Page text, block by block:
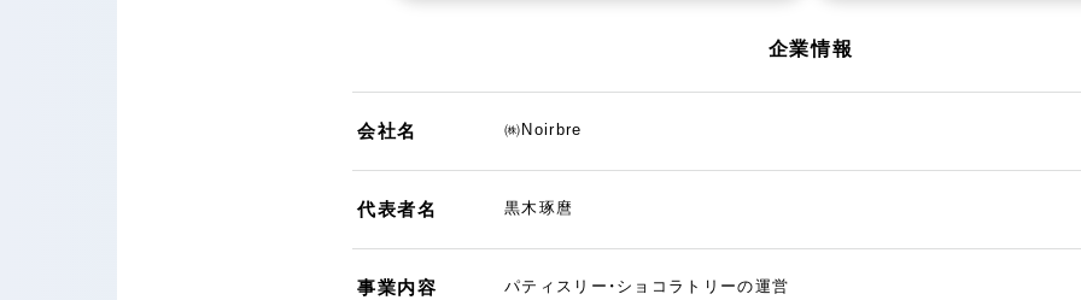
企業情報
会社名 ㈱Noirbre
代表者名 黒木琢麿
事業内容 パティスリー・ショコラトリーの運営